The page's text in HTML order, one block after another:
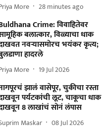
More 28 minutes ago
Crime: विवाहितेवर
बलात्कार, विळ्याचा धाक
नवऱ्यासमोरच भयंकर कृत्य;
हादरले
More 19 Jul 2026
झालं वासेपूर, चुकीचा रस्ता
पर्यटकांची लूट, चाकूचा धाक
8 लाखांचं सोनं लंपास
Maskar 08 Jul 2026